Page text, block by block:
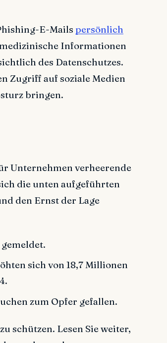
E-Mails persönlich
Informationen
des Datenschutzes.
Zugriff auf soziale Medien
bringen.
Unternehmen verheerende
die unten aufgeführten
den Ernst der Lage
sich von 18,7 Millionen
zum Opfer gefallen.
schützen. Lesen Sie weiter,